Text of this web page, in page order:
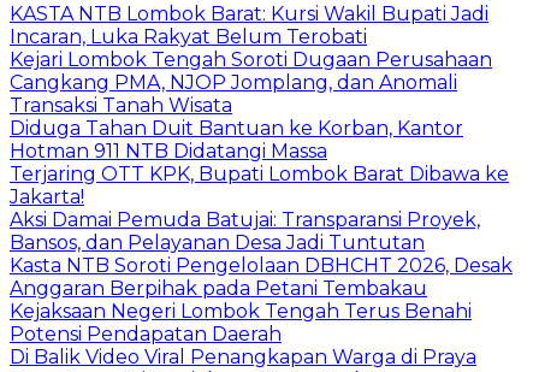
KASTA NTB Lombok Barat: Kursi Wakil Bupati Jadi
Incaran, Luka Rakyat Belum Terobati
Kejari Lombok Tengah Soroti Dugaan Perusahaan
Cangkang PMA, NJOP Jomplang, dan Anomali
Transaksi Tanah Wisata
Diduga Tahan Duit Bantuan ke Korban, Kantor
Hotman 911 NTB Didatangi Massa
Terjaring OTT KPK, Bupati Lombok Barat Dibawa ke
Jakarta!
Aksi Damai Pemuda Batujai: Transparansi Proyek,
Bansos, dan Pelayanan Desa Jadi Tuntutan
Kasta NTB Soroti Pengelolaan DBHCHT 2026, Desak
Anggaran Berpihak pada Petani Tembakau
Kejaksaan Negeri Lombok Tengah Terus Benahi
Potensi Pendapatan Daerah
Di Balik Video Viral Penangkapan Warga di Praya